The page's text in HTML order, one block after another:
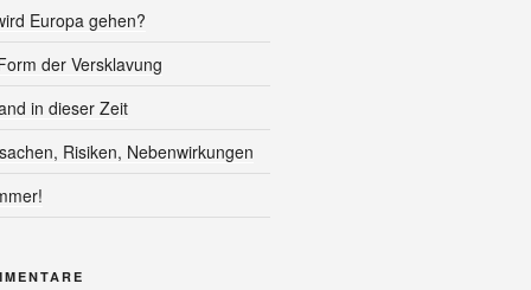
Europa gehen?
der Versklavung
in dieser Zeit
Risiken, Nebenwirkungen